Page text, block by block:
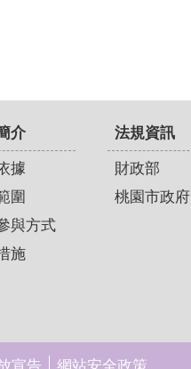
介
據
圍
與方式
施
法規資訊
財政部
桃園市政府